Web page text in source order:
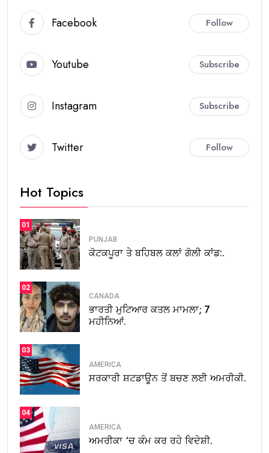
Facebook Follow
Youtube Subscribe
Instagram Subscribe
Twitter Follow
Hot Topics
01
PUNJAB
ਕੋਟਕਪੂਰਾ ਤੇ ਬਹਿਬਲ ਕਲਾਂ ਗੋਲੀ ਕਾਂਡ:.
02
CANADA
ਭਾਰਤੀ ਮੁਟਿਆਰ ਕਤਲ ਮਾਮਲਾ; 7
ਮਹੀਨਿਆਂ.
03
AMERICA
ਸਰਕਾਰੀ ਸ਼ਟਡਾਊਨ ਤੋਂ ਬਚਣ ਲਈ ਅਮਰੀਕੀ.
04
AMERICA
ਅਮਰੀਕਾ ‘ਚ ਕੰਮ ਕਰ ਰਹੇ ਵਿਦੇਸ਼ੀ.